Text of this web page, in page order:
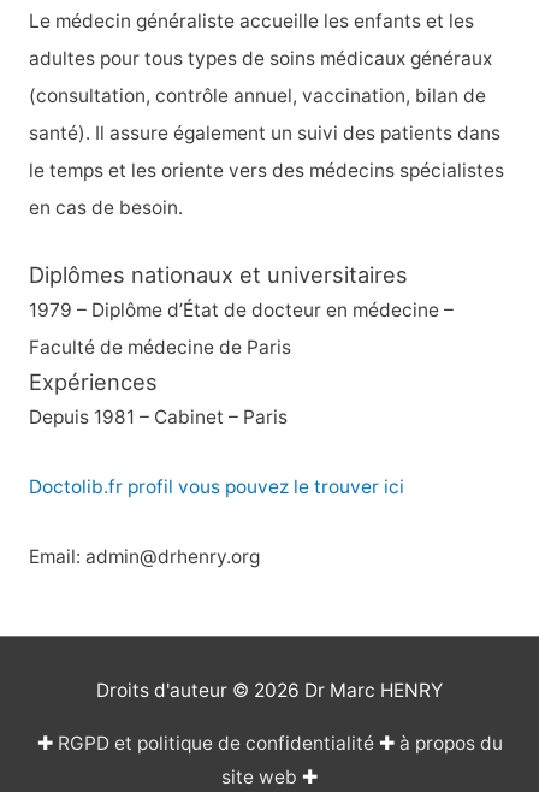
h
e
r
:
Le médecin généraliste accueille les enfants et les
adultes pour tous types de soins médicaux généraux
(consultation, contrôle annuel, vaccination, bilan de
santé). Il assure également un suivi des patients dans
le temps et les oriente vers des médecins spécialistes
en cas de besoin.
Diplômes nationaux et universitaires
1979 – Diplôme d’État de docteur en médecine –
Faculté de médecine de Paris
Expériences
Depuis 1981 – Cabinet – Paris
Doctolib.fr profil vous pouvez le trouver ici
Email: admin@drhenry.org
Droits d'auteur © 2026 Dr Marc HENRY
✚ RGPD et politique de confidentialité✚ à propos du
site web ✚